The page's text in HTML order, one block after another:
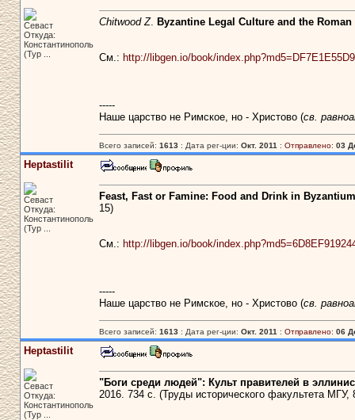
Севаст
Откуда:
Константинополь
(Тур ...
Chitwood Z. Byzantine Legal Culture and the
См.: http://libgen.io/book/
-----
Наше царство не Римское, но - Христово (св.
Всего записей: 1613: Дата рег-ции: Окт. 2011 : Отправлено: 03
Heptastilit
Севаст
Откуда:
Константинополь
(Тур ...
Feast, Fast or Famine: Food and Drink in Byzantium
15)
См.: http://libgen.io/book/
-----
Наше царство не Римское, но - Христово (св.
Всего записей: 1613: Дата рег-ции: Окт. 2011 : Отправлено: 06
Heptastilit
Севаст
Откуда:
Константинополь
(Тур ...
"Боги среди людей": Культ правителей в
2016. 734 с. (Труды исторического факультета